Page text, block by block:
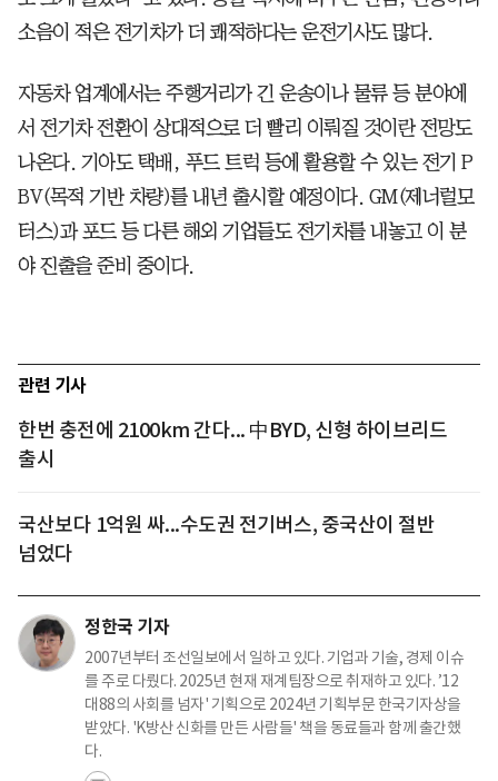
소음이 적은 전기차가 더 쾌적하다는 운전기사도 많다.
자동차 업계에서는 주행거리가 긴 운송이나 물류 등 분야에
서 전기차 전환이 상대적으로 더 빨리 이뤄질 것이란 전망도
나온다. 기아도 택배, 푸드 트럭 등에 활용할 수 있는 전기 P
BV(목적 기반 차량)를 내년 출시할 예정이다. GM(제너럴모
터스)과 포드 등 다른 해외 기업들도 전기차를 내놓고 이 분
야 진출을 준비 중이다.
관련 기사
한번 충전에 2100km 간다... 中BYD, 신형 하이브리드
출시
국산보다 1억원 싸...수도권 전기버스, 중국산이 절반
넘었다
정한국 기자
2007년부터 조선일보에서 일하고 있다. 기업과 기술, 경제 이슈
를 주로 다뤘다. 2025년 현재 재계팀장으로 취재하고 있다. ’12
대88의 사회를 넘자' 기획으로 2024년 기획부문 한국기자상을
받았다. 'K방산 신화를 만든 사람들' 책을 동료들과 함께 출간했
다.